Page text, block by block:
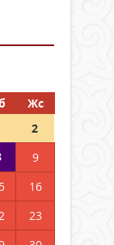
Жс
2
9
16
23